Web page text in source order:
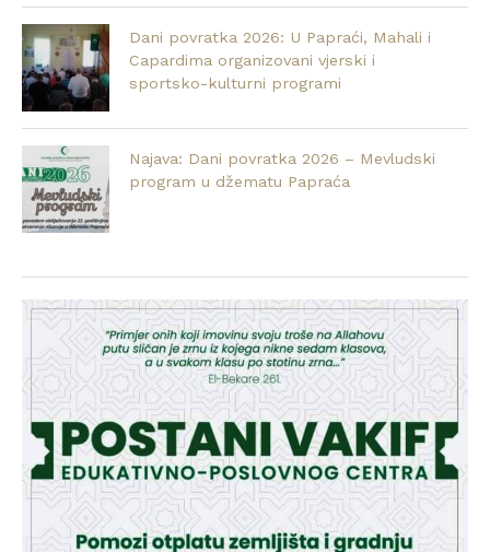
Dani povratka 2026: U Papraći, Mahali i
Capardima organizovani vjerski i
sportsko-kulturni programi
Najava: Dani povratka 2026 – Mevludski
program u džematu Papraća